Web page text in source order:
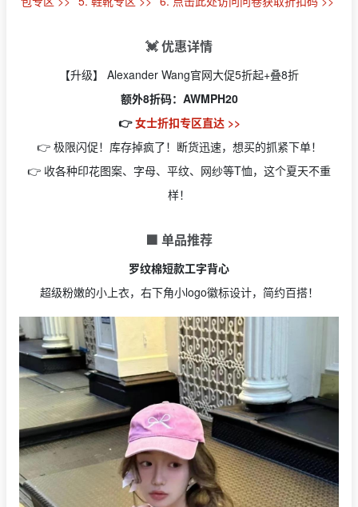
💓 优惠详情
【升级】 Alexander Wang官网大促5折起+叠8折
额外8折码：AWMPH20
👉女士折扣专区直达 >>
👉 极限闪促！库存掉疯了！断货迅速，想买的抓紧下单！
👉 收各种印花图案、字母、平纹、网纱等T恤，这个夏天不重
样！
🟩 单品推荐
罗纹棉短款工字背心
超级粉嫩的小上衣，右下角小logo徽标设计，简约百搭！